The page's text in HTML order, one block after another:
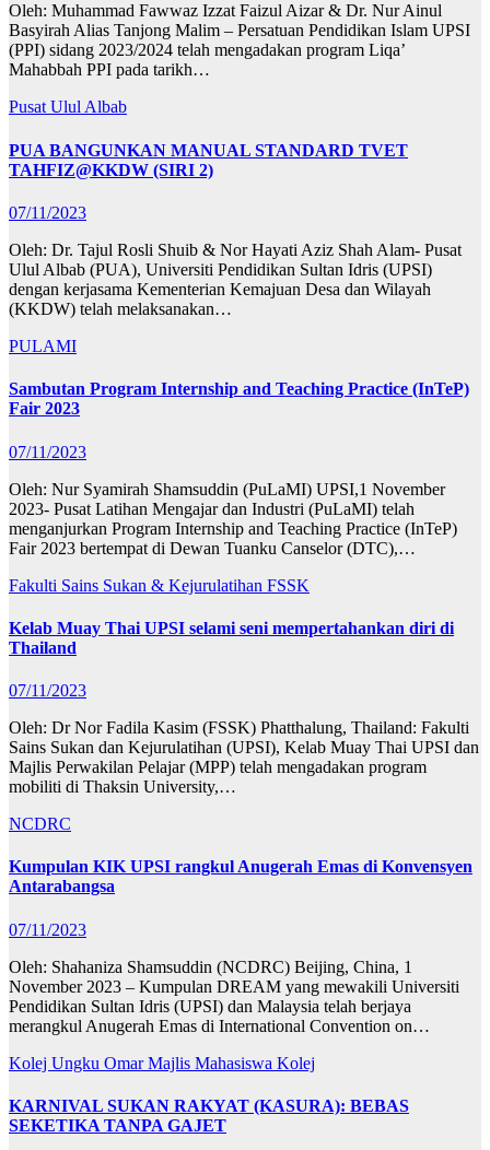
Oleh: Muhammad Fawwaz Izzat Faizul Aizar & Dr. Nur Ainul
Basyirah Alias Tanjong Malim – Persatuan Pendidikan Islam UPSI
(PPI) sidang 2023/2024 telah mengadakan program Liqa’
Mahabbah PPI pada tarikh…
Pusat Ulul Albab
PUA BANGUNKAN MANUAL STANDARD TVET
TAHFIZ@KKDW (SIRI 2)
07/11/2023
Oleh: Dr. Tajul Rosli Shuib & Nor Hayati Aziz Shah Alam- Pusat
Ulul Albab (PUA), Universiti Pendidikan Sultan Idris (UPSI)
dengan kerjasama Kementerian Kemajuan Desa dan Wilayah
(KKDW) telah melaksanakan…
PULAMI
Sambutan Program Internship and Teaching Practice (InTeP)
Fair 2023
07/11/2023
Oleh: Nur Syamirah Shamsuddin (PuLaMI) UPSI,1 November
2023- Pusat Latihan Mengajar dan Industri (PuLaMI) telah
menganjurkan Program Internship and Teaching Practice (InTeP)
Fair 2023 bertempat di Dewan Tuanku Canselor (DTC),…
Fakulti Sains Sukan & Kejurulatihan FSSK
Kelab Muay Thai UPSI selami seni mempertahankan diri di
Thailand
07/11/2023
Oleh: Dr Nor Fadila Kasim (FSSK) Phatthalung, Thailand: Fakulti
Sains Sukan dan Kejurulatihan (UPSI), Kelab Muay Thai UPSI dan
Majlis Perwakilan Pelajar (MPP) telah mengadakan program
mobiliti di Thaksin University,…
NCDRC
Kumpulan KIK UPSI rangkul Anugerah Emas di Konvensyen
Antarabangsa
07/11/2023
Oleh: Shahaniza Shamsuddin (NCDRC) Beijing, China, 1
November 2023 – Kumpulan DREAM yang mewakili Universiti
Pendidikan Sultan Idris (UPSI) dan Malaysia telah berjaya
merangkul Anugerah Emas di International Convention on…
Kolej Ungku OmarMajlis Mahasiswa Kolej
KARNIVAL SUKAN RAKYAT (KASURA): BEBAS
SEKETIKA TANPA GAJET